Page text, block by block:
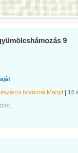
9
Istvánné Margit| 16